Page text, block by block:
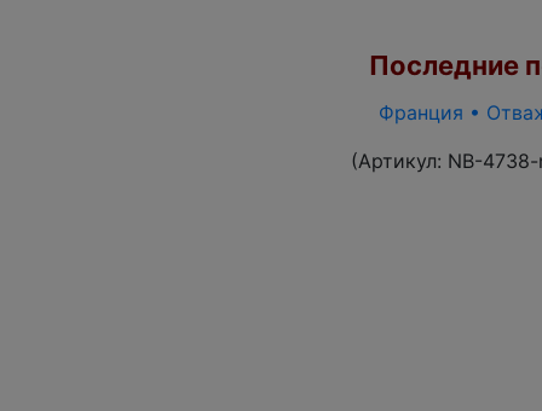
Последние
Франция •
(Артикул: NB-4738-